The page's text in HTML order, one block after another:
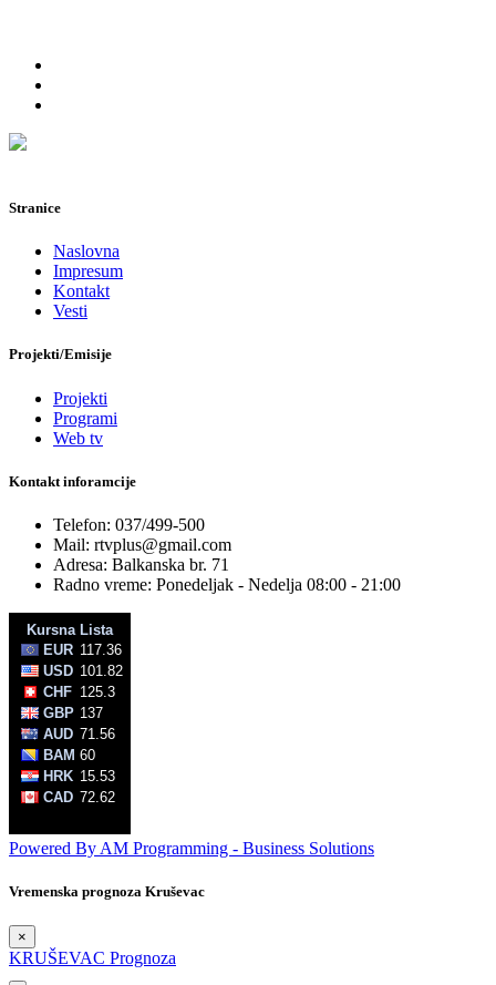
Stranice
Naslovna
Impresum
Kontakt
Vesti
Projekti/Emisije
Projekti
Programi
Web tv
Kontakt inforamcije
Telefon: 037/499-500
Mail: rtvplus@gmail.com
Adresa: Balkanska br. 71
Radno vreme: Ponedeljak - Nedelja 08:00 - 21:00
Powered By AM Programming - Business Solutions
Vremenska prognoza Kruševac
×
KRUŠEVAC Prognoza